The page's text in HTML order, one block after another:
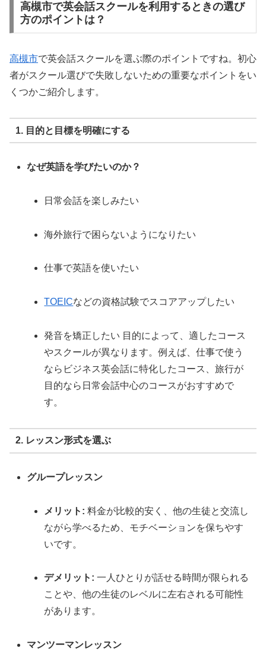
高槻市で英会話スクールを利用するときの選び
方のポイントは？
高槻市で英会話スクールを選ぶ際のポイントですね。初心
者がスクール選びで失敗しないための重要なポイントをい
くつかご紹介します。
1. 目的と目標を明確にする
なぜ英語を学びたいのか？
日常会話を楽しみたい
海外旅行で困らないようになりたい
仕事で英語を使いたい
TOEICなどの資格試験でスコアアップしたい
発音を矯正したい 目的によって、適したコース
やスクールが異なります。例えば、仕事で使う
ならビジネス英会話に特化したコース、旅行が
目的なら日常会話中心のコースがおすすめで
す。
2. レッスン形式を選ぶ
グループレッスン
メリット: 料金が比較的安く、他の生徒と交流し
ながら学べるため、モチベーションを保ちやす
いです。
デメリット: 一人ひとりが話せる時間が限られる
ことや、他の生徒のレベルに左右される可能性
があります。
マンツーマンレッスン